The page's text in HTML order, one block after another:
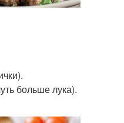
больше лука).